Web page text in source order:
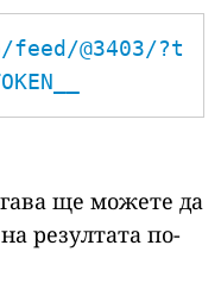
@3403/?t
ще можете да
резултата по-